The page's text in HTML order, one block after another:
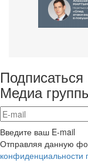
Медиа
Введите ваш E-mail
Отправляя данную